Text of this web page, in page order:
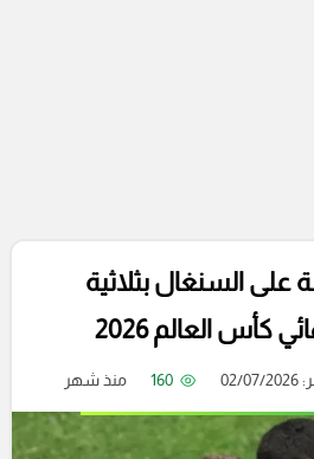
على السنغال بثلاثية
كأس العالم 2026
160 منذ شهر